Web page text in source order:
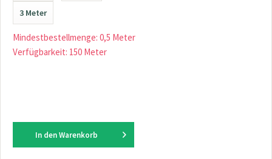
3 Meter
Mindestbestellmenge: 0,5 Meter
Verfügbarkeit: 150 Meter
In den Warenkorb